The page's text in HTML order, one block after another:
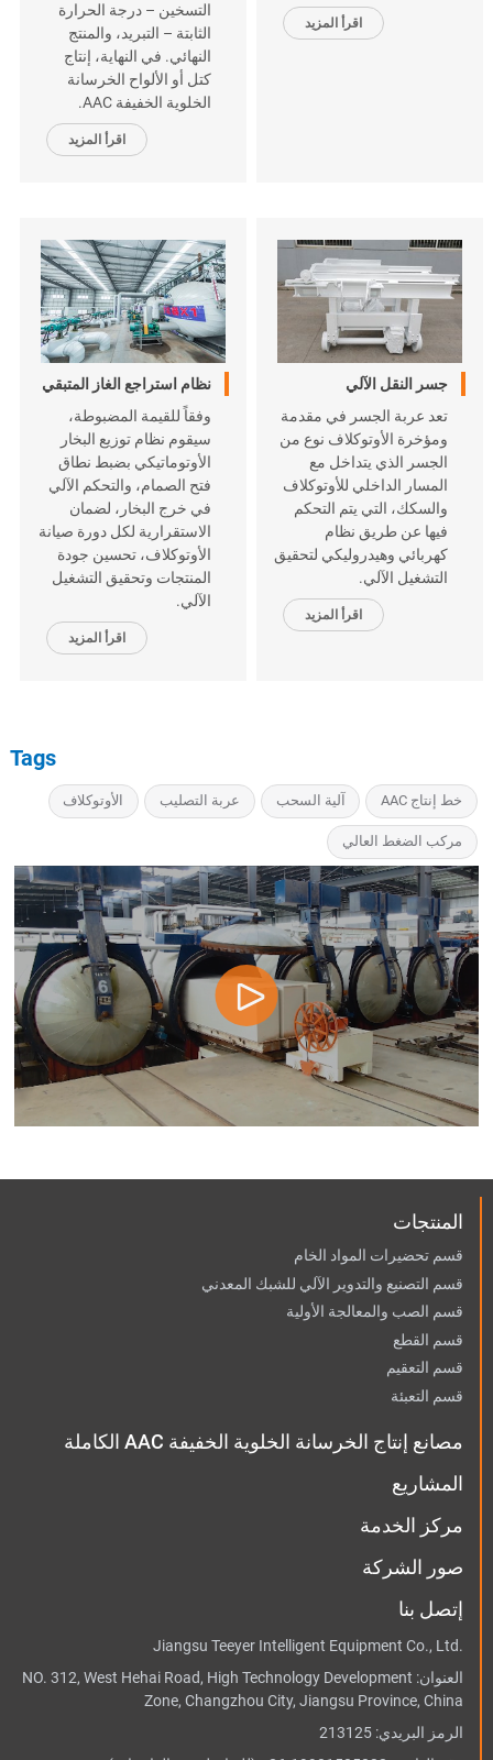
اقرأ المزيد
التسخين – درجة الحرارة
الثابتة – التبريد، والمنتج
النهائي. في النهاية، إنتاج
كتل أو الألواح الخرسانة
الخلوية الخفيفة AAC.
اقرأ المزيد
جسر النقل الآلي
تعد عربة الجسر في مقدمة
ومؤخرة الأوتوكلاف نوع من
الجسر الذي يتداخل مع
المسار الداخلي للأوتوكلاف
والسكك، التي يتم التحكم
فيها عن طريق نظام
كهربائي وهيدروليكي لتحقيق
التشغيل الآلي.
اقرأ المزيد
نظام استراجع الغاز المتبقي
وفقاً للقيمة المضبوطة،
سيقوم نظام توزيع البخار
الأوتوماتيكي بضبط نطاق
فتح الصمام، والتحكم الآلي
في خرج البخار، لضمان
الاستقرارية لكل دورة صيانة
الأوتوكلاف، تحسين جودة
المنتجات وتحقيق التشغيل
الآلي.
اقرأ المزيد
Tags
خط إنتاج AAC آلية السحب عربة التصليب الأوتوكلاف
مركب الضغط العالي
المنتجات
قسم تحضيرات المواد الخام
قسم التصنيع والتدوير الآلي للشبك المعدني
قسم الصب والمعالجة الأولية
قسم القطع
قسم التعقيم
قسم التعبئة
مصانع إنتاج الخرسانة الخلوية الخفيفة AAC الكاملة
المشاريع
مركز الخدمة
صور الشركة
إتصل بنا
Jiangsu Teeyer Intelligent Equipment Co., Ltd.
العنوان: NO. 312, West Hehai Road, High Technology Development
Zone, Changzhou City, Jiangsu Province, China
الرمز البريدي: 213125